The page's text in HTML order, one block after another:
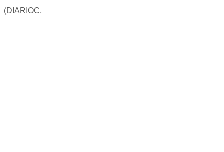
(DIARIOC,